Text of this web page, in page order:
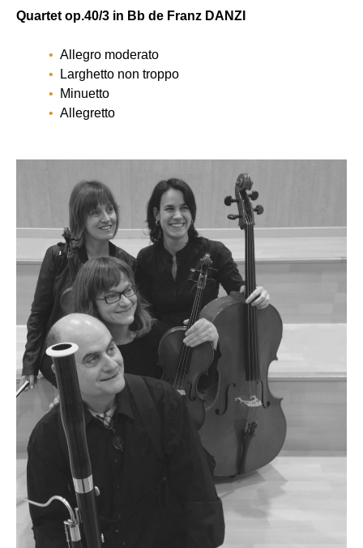
Quartet op.40/3 in Bb de Franz DANZI
Allegro moderato
Larghetto non troppo
Minuetto
Allegretto